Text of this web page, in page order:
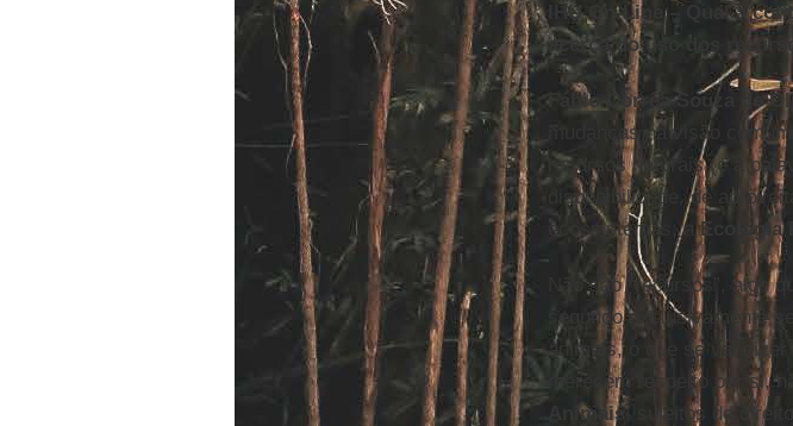
IHU On-Line – Qual a
acerca do uso dos
Fábio Corrêa Souza de
mudanças na visão
recursos naturais (e a
disponibilidade, de
ecossistemas, aEcologia
Não são “recursos”, algo
segundo exclusivamente
animais, o que se vai
merecem respeito por si,
Animais, sujeitos de